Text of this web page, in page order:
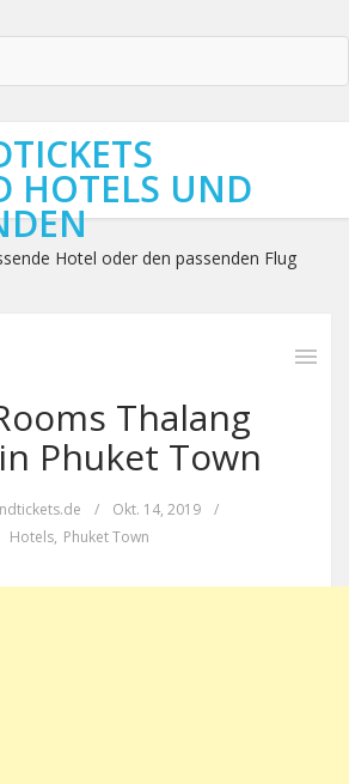
HOTELS UND
Hotel oder den passenden Flug
Thalang
Phuket Town
/ Okt. 14, 2019
/
Hotels, Phuket Town